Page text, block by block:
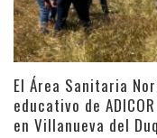
El Área Sanitaria
educativo de
en Villanueva del